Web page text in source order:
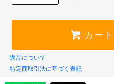
カー
返品について
特定商取引法に基づく表記